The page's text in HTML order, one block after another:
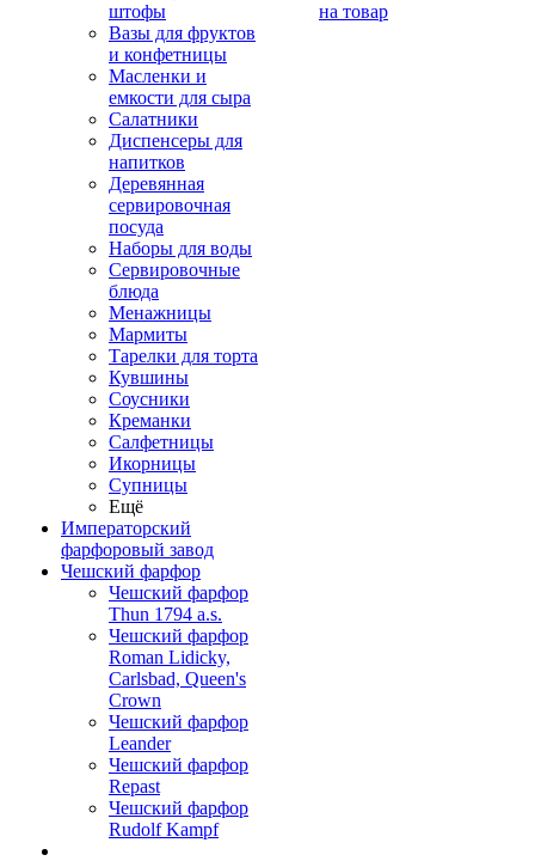
штофы
Вазы для фруктов
и конфетницы
Масленки и
емкости для сыра
Салатники
Диспенсеры для
напитков
Деревянная
сервировочная
посуда
Наборы для воды
Сервировочные
блюда
Менажницы
Мармиты
Тарелки для торта
Кувшины
Соусники
Креманки
Салфетницы
Икорницы
Супницы
Ещё
Императорский
фарфоровый завод
Чешский фарфор
Чешский фарфор
Thun 1794 a.s.
Чешский фарфор
Roman Lidicky,
Carlsbad, Queen's
Crown
Чешский фарфор
Leander
Чешский фарфор
Repast
Чешский фарфор
Rudolf Kampf
на товар